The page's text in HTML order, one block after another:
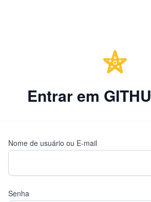
Entrar em
Nome de usuário ou E-mail
Senha